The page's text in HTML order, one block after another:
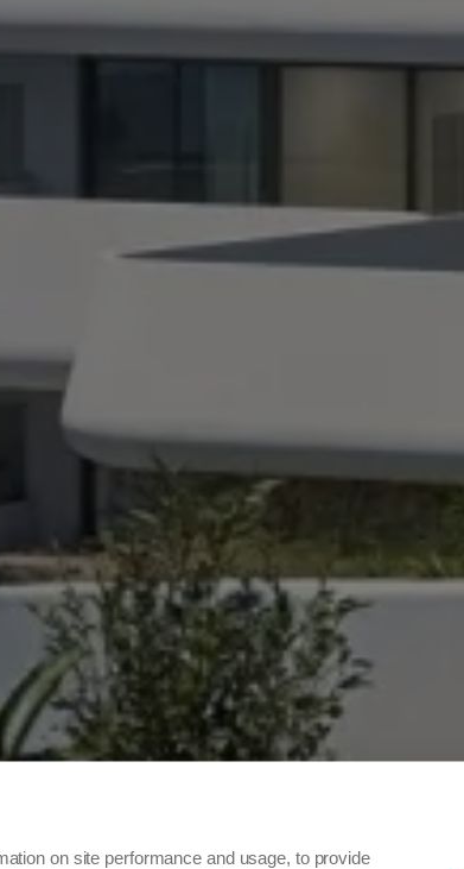
on site performance and usage, to provide